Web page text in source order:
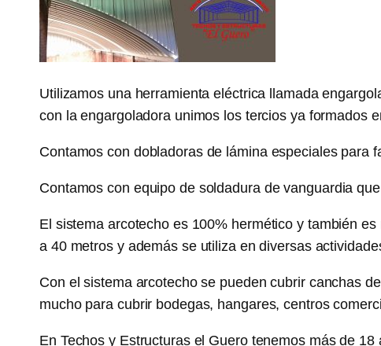
Utilizamos una herramienta eléctrica llamada
con la engargoladora unimos los tercios ya formados
Contamos con dobladoras de lámina especiales para
Contamos con equipo de soldadura de vanguardia
El sistema arcotecho es 100% hermético y también
a 40 metros y además se utiliza en diversas
Con el sistema arcotecho se pueden cubrir canchas
mucho para cubrir bodegas, hangares, centros
En Techos y Estructuras el Guero tenemos más de